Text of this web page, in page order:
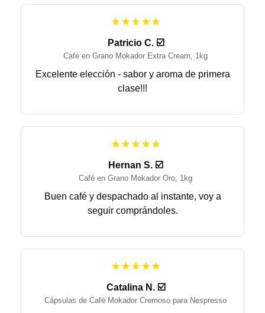
★★★★★
Patricio C. ☑️
Café en Grano Mokador Extra Cream, 1kg
Excelente elección - sabor y aroma de primera
clase!!!
★★★★★
Hernan S. ☑️
Café en Grano Mokador Oro, 1kg
Buen café y despachado al instante, voy a
seguir comprándoles.
★★★★★
Catalina N. ☑️
Cápsulas de Café Mokador Cremoso para Nespresso